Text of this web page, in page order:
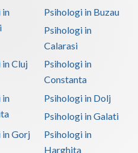
in
Psihologi in Buzau
Psihologi in
Calarasi
Cluj
Psihologi in
Constanta
in
Psihologi in Dolj
Psihologi in Galati
in Gorj
Psihologi in
Harghita